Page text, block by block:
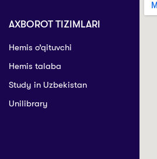
AXBOROT TIZIMLARI
Hemis o’qituvchi
Hemis talaba
Study in Uzbekistan
Unilibrary